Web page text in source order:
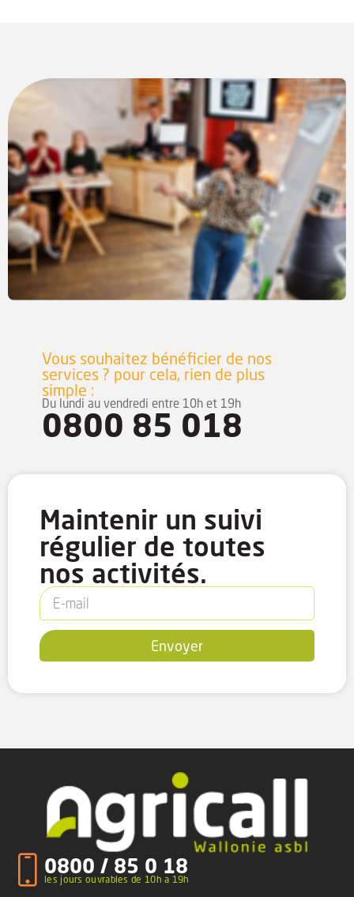
Vous souhaitez bénéficier de nos
services ? pour cela, rien de plus
simple :
Du lundi au vendredi entre 10h et 19h
0800 85 018
Maintenir un suivi
régulier de toutes
nos activités.
Envoyer
0800 / 85 0 18
les jours ouvrables de 10h a 19h